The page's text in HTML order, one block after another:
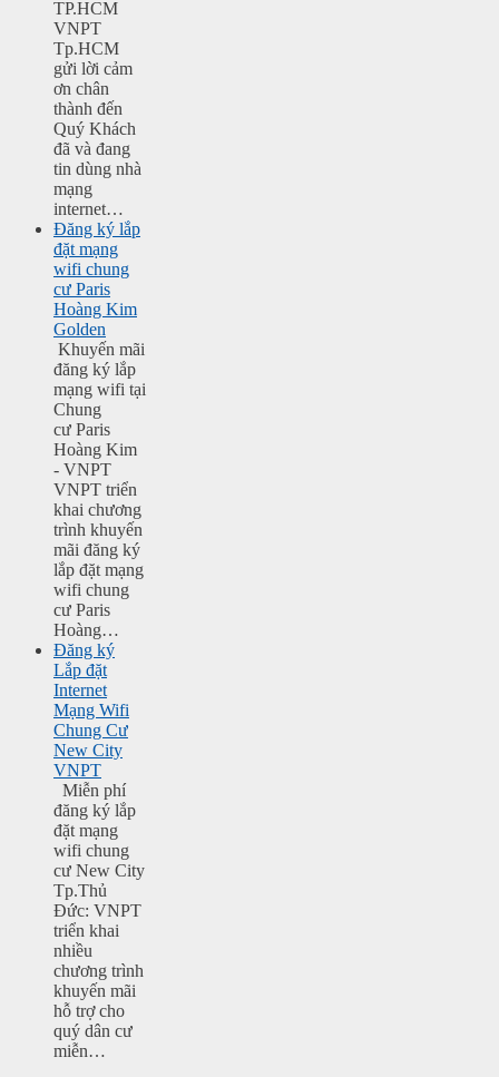
TP.HCM
VNPT
Tp.HCM
gửi lời cảm
ơn chân
thành đến
Quý Khách
đã và đang
tin dùng nhà
mạng
internet…
Đăng ký lắp
đặt mạng
wifi chung
cư Paris
Hoàng Kim
Golden
Khuyến mãi
đăng ký lắp
mạng wifi tại
Chung
cư Paris
Hoàng Kim
- VNPT
VNPT triển
khai chương
trình khuyến
mãi đăng ký
lắp đặt mạng
wifi chung
cư Paris
Hoàng…
Đăng ký
Lắp đặt
Internet
Mạng Wifi
Chung Cư
New City
VNPT
Miễn phí
đăng ký lắp
đặt mạng
wifi chung
cư New City
Tp.Thủ
Đức: VNPT
triển khai
nhiều
chương trình
khuyến mãi
hỗ trợ cho
quý dân cư
miễn…